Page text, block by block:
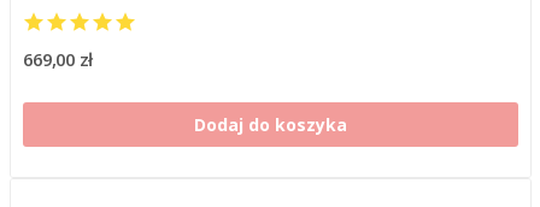
669,00 zł
Dodaj do koszyka